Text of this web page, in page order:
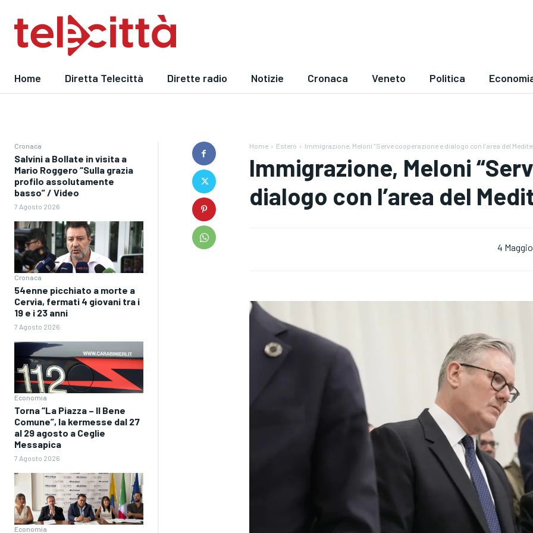
Home Diretta Telecittà Dirette radio Notizie Cronaca Veneto Politica
Cronaca
Salvini a Bollate in visita a
Mario Roggero “Sulla grazia
profilo assolutamente
basso” / Video
7 Agosto 2026
Cronaca
54enne picchiato a morte a
Cervia, fermati 4 giovani tra i
19 e i 23 anni
7 Agosto 2026
Economia
Torna “La Piazza – Il Bene
Comune”, la kermesse dal 27
al 29 agosto a Ceglie
Messapica
7 Agosto 2026
Economia
Home Estero Immigrazione, Meloni “Serve cooperazione e dialogo con l’area del
Immigrazione, Meloni
dialogo con l’area del
4